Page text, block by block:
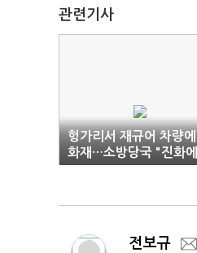
관련기사
헝가리서 재규어 차량에
화재…소방당국 "진화에
5시간"
전보규